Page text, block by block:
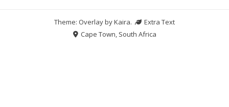
Theme: Overlay byKaira.
Extra Text
Cape Town, South Africa